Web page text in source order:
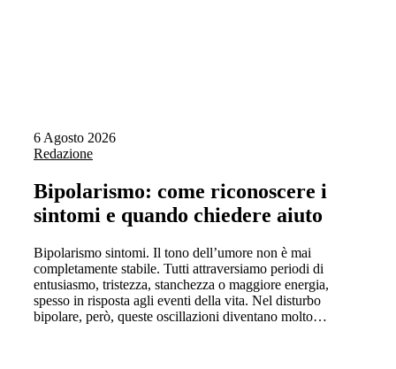
6 Agosto 2026
Redazione
Bipolarismo: come riconoscere i
sintomi e quando chiedere aiuto
Bipolarismo sintomi. Il tono dell’umore non è mai
completamente stabile. Tutti attraversiamo periodi di
entusiasmo, tristezza, stanchezza o maggiore energia,
spesso in risposta agli eventi della vita. Nel disturbo
bipolare, però, queste oscillazioni diventano molto…